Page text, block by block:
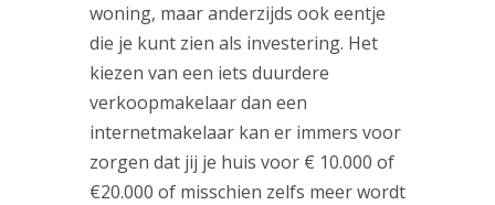
woning, maar anderzijds ook eentje
die je kunt zien als investering. Het
kiezen van een iets duurdere
verkoopmakelaar dan een
internetmakelaar kan er immers voor
zorgen dat jij je huis voor € 10.000 of
€20.000 of misschien zelfs meer wordt